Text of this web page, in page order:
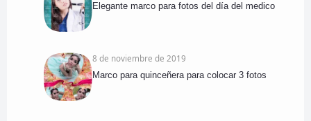
Elegante marco para fotos del día del medico
8 de noviembre de 2019
Marco para quinceñera para colocar 3 fotos